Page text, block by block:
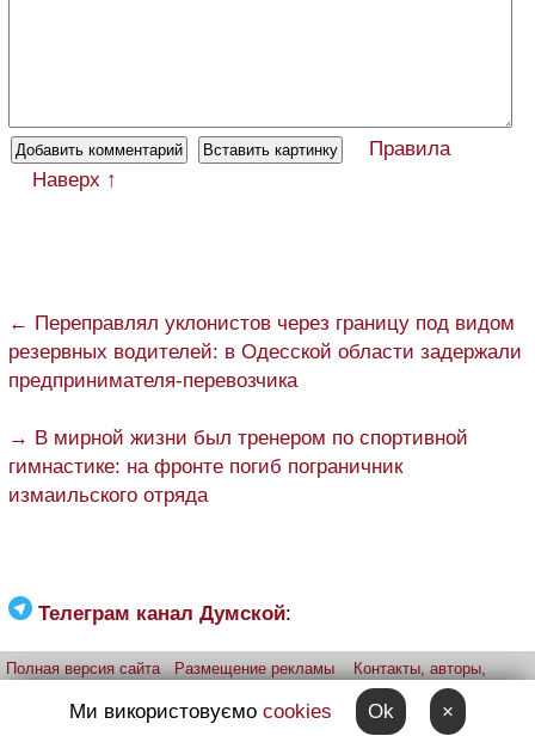
Правила
Наверх ↑
← Переправлял уклонистов через границу под видом
резервных водителей: в Одесской области задержали
предпринимателя-перевозчика
→ В мирной жизни был тренером по спортивной
гимнастике: на фронте погиб пограничник
измаильского отряда
Телеграм канал Думской:
Полная версия сайта Размещение рекламы
Контакты, авторы,
iPhone
Прислать фото через telegram
Patreon
Ми використовуємо cookies Ok ×